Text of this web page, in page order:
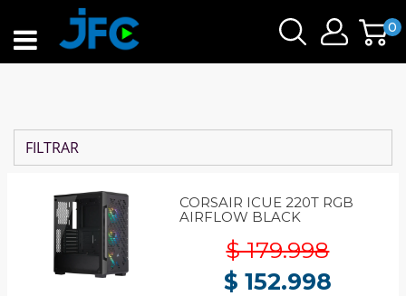
0
FILTRAR
CORSAIR ICUE 220T RGB
AIRFLOW BLACK
$ 179.998
$ 152.998